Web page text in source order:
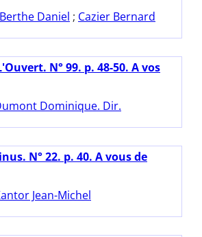
Berthe Daniel ; Cazier Bernard
N° 99. p. 48-50. A vos
Dominique. Dir.
N° 22. p. 40. A vous de
Jean-Michel